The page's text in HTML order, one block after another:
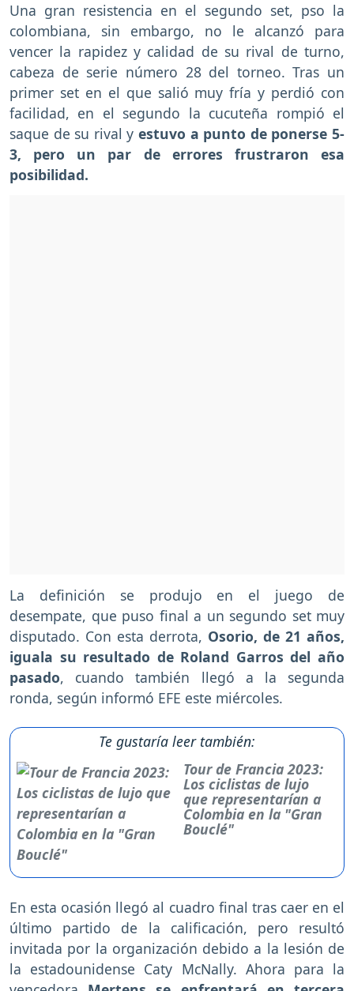
Una gran resistencia en el segundo set, pso la
colombiana, sin embargo, no le alcanzó para
vencer la rapidez y calidad de su rival de turno,
cabeza de serie número 28 del torneo. Tras un
primer set en el que salió muy fría y perdió con
facilidad, en el segundo la cucuteña rompió el
saque de su rival y estuvo a punto de ponerse 5-
3, pero un par de errores frustraron esa
posibilidad.
La definición se produjo en el juego de
desempate, que puso final a un segundo set muy
disputado. Con esta derrota, Osorio, de 21 años,
iguala su resultado de Roland Garros del año
pasado, cuando también llegó a la segunda
ronda, según informó EFE este miércoles.
Te gustaría leer también:
Tour de Francia 2023:
Los ciclistas de lujo
que representarían a
Colombia en la "Gran
Bouclé"
En esta ocasión llegó al cuadro final tras caer en el
último partido de la calificación, pero resultó
invitada por la organización debido a la lesión de
la estadounidense Caty McNally. Ahora para la